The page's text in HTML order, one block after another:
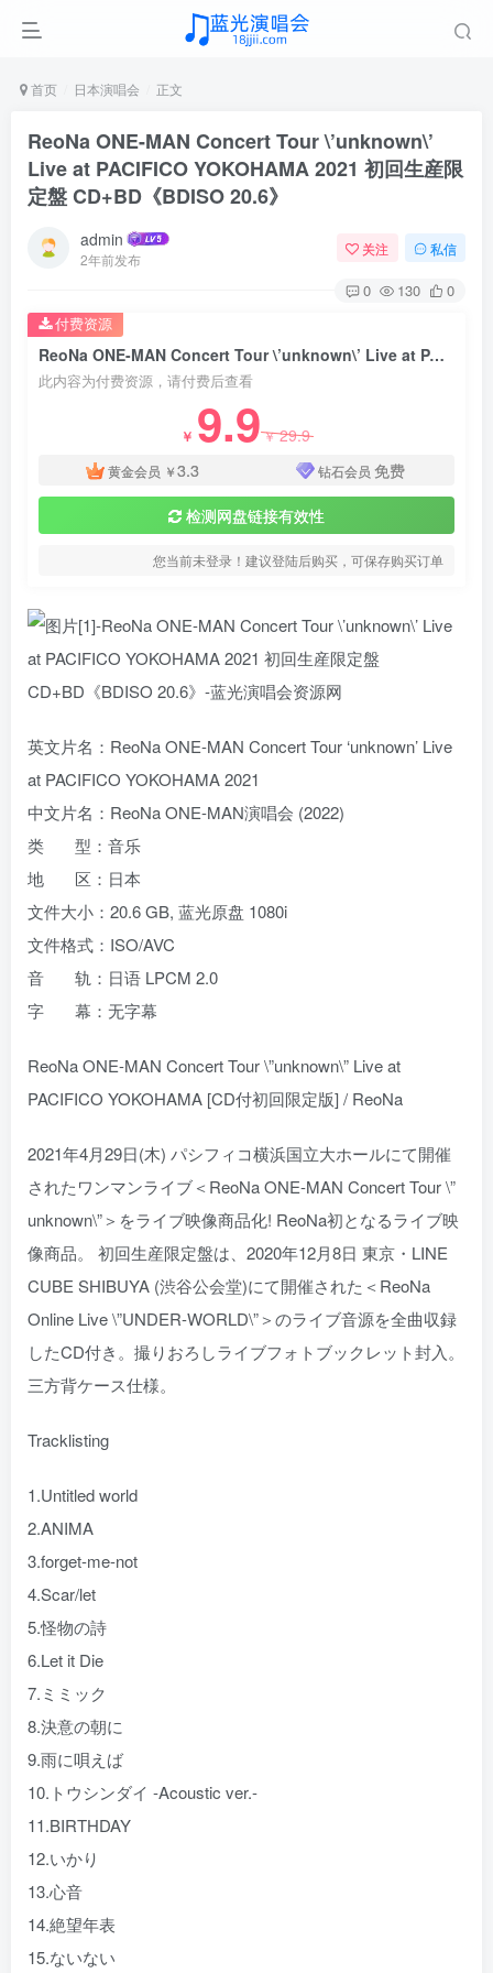
首页 日本演唱会 正文
ReoNa ONE-MAN Concert Tour \’unknown\’
Live at PACIFICO YOKOHAMA 2021 初回生産限
定盤 CD+BD《BDISO 20.6》
admin
2年前发布
关注 私信
0 130 0
ReoNa ONE-MAN Concert Tour \’unknown\’ Live at PACIFICO YOKOHAMA 2021 初回生産限定盤 CD+BD《BDISO 20.6》
此内容为付费资源，请付费后查看
￥ 9.9￥29.9
黄金会员 ￥3.3 钻石会员 免费
检测网盘链接有效性
您当前未登录！建议登陆后购买，可保存购买订单
付费资源
英文片名：ReoNa ONE-MAN Concert Tour ‘unknown’ Live
at PACIFICO YOKOHAMA 2021
中文片名：ReoNa ONE-MAN演唱会 (2022)
类 型：音乐
地 区：日本
文件大小：20.6 GB, 蓝光原盘 1080i
文件格式：ISO/AVC
音 轨：日语 LPCM 2.0
字 幕：无字幕
ReoNa ONE-MAN Concert Tour \”unknown\” Live at
PACIFICO YOKOHAMA [CD付初回限定版] / ReoNa
2021年4月29日(木) パシフィコ横浜国立大ホールにて開催
されたワンマンライブ＜ReoNa ONE-MAN Concert Tour \”
unknown\”＞をライブ映像商品化! ReoNa初となるライブ映
像商品。 初回生産限定盤は、2020年12月8日 東京・LINE
CUBE SHIBUYA (渋谷公会堂)にて開催された＜ReoNa
Online Live \”UNDER-WORLD\”＞のライブ音源を全曲収録
したCD付き。撮りおろしライブフォトブックレット封入。
三方背ケース仕様。
Tracklisting
1.Untitled world
2.ANIMA
3.forget-me-not
4.Scar/let
5.怪物の詩
6.Let it Die
7.ミミック
8.決意の朝に
9.雨に唄えば
10.トウシンダイ -Acoustic ver.-
11.BIRTHDAY
12.いかり
13.心音
14.絶望年表
15.ないない